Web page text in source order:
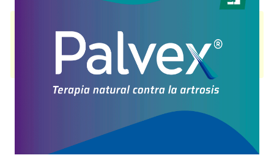
Hipoglucemiante oral
. Es producido por
con 2 presentaciones disponibles.
Algunas presentaciones cuentan con cobertura PAMI.
Explorar más
sitagliptina+metformina,clorh.
Laboratorios Bernabó